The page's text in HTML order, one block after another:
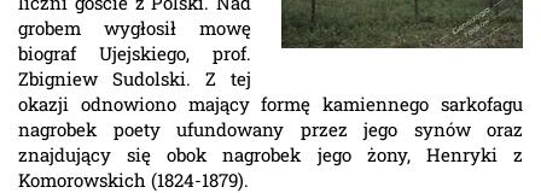
grobem wygłosił mowę
biograf Ujejskiego, prof.
Zbigniew Sudolski. Z tej
okazji odnowiono mający formę kamiennego sarkofagu
nagrobek poety ufundowany przez jego synów oraz
znajdujący się obok nagrobek jego żony, Henryki z
Komorowskich (1824-1879).